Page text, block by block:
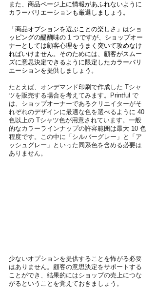
また、商品ページ上に情報があふれないように
カラーバリエーションも厳選しましょう。
「商品オプションを選ぶことの楽しさ」はショ
ッピングの醍醐味の 1 つですが、ショップオー
ナーとしては顧客心理をうまく突いて攻めなけ
ればいけません。そのためには、顧客がスムー
ズに意思決定できるように限定したカラーバリ
エーションを提供しましょう。
たとえば、オンデマンド印刷で作成した Tシャ
ツを販売する場合を考えてみます。Printful で
は、ショップオーナーであるクリエイターがそ
れぞれのデザインに最適な色を選べるように 40
色以上の Tシャツ色が用意されています。一般
的なカラーラインナップの許容範囲は最大 10 色
程度です。この中に「シルバーグレー」と「ア
ッシュグレー」といった同系色を含める必要は
ありません。
少ないオプションを提供することを怖がる必要
はありません。顧客の意思決定をサポートする
ことができ、結果的にはショップの売上につな
がるということを覚えておきましょう。